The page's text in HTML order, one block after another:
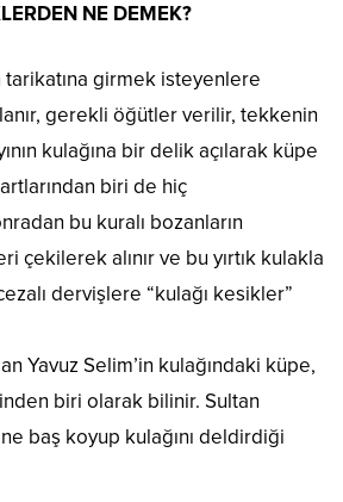
NE DEMEK?
tarikatına girmek isteyenlere
gerekli öğütler verilir, tekkenin
kulağına bir delik açılarak küpe
biri de hiç
bu kuralı bozanların
çekilerek alınır ve bu yırtık kulakla
dervişlere “kulağı kesikler”
Yavuz Selim’in kulağındaki küpe,
biri olarak bilinir. Sultan
baş koyup kulağını deldirdiği